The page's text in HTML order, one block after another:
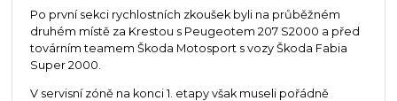
Po první sekci rychlostních zkoušek byli na průběžném
druhém místě za Krestou s Peugeotem 207 S2000 a před
továrním teamem Škoda Motosport s vozy Škoda Fabia
Super 2000.
V servisní zóně na konci 1. etapy však museli pořádně